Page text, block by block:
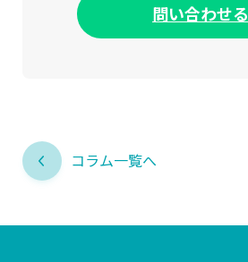
問い合わせる
コラム一覧へ